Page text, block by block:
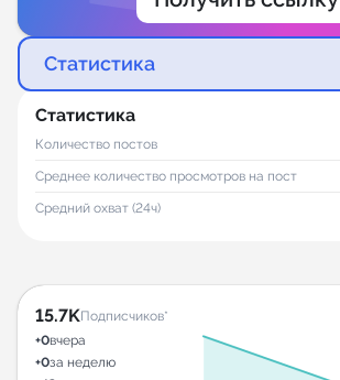
Статистика
Статистика
Количество постов
Среднее количество просмотров на пост
Средний охват (24ч)
15.7KПодписчиков*
+0вчера
+0за неделю